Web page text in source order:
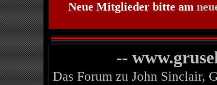
Neue Mitglieder bitte am
--
Das Forum zu John Sinclair,